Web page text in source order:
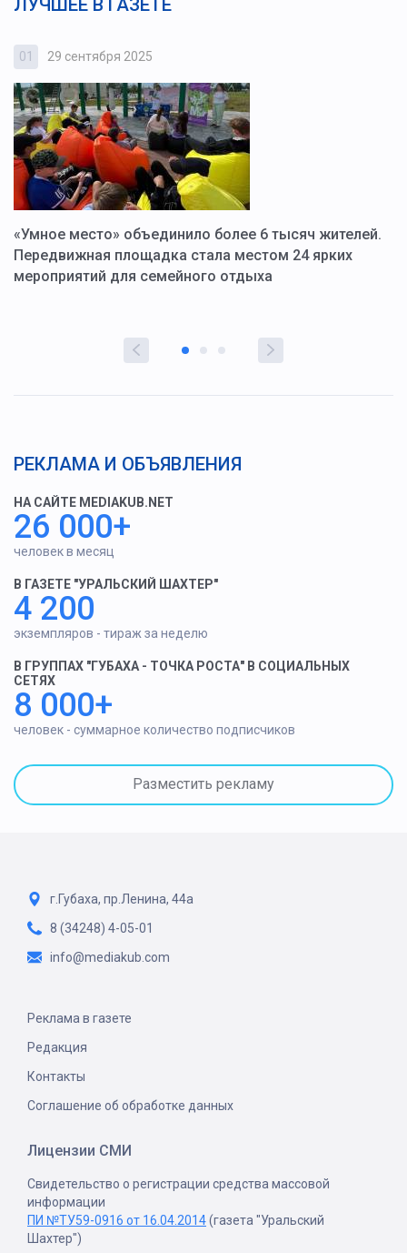
01 29 сентября 2025
«Умное место» объединило более 6 тысяч жителей.
Передвижная площадка стала местом 24 ярких
мероприятий для семейного отдыха
РЕКЛАМА И ОБЪЯВЛЕНИЯ
НА САЙТЕ MEDIAKUB.NET
26 000+
человек в месяц
В ГАЗЕТЕ "УРАЛЬСКИЙ ШАХТЕР"
4 200
экземпляров - тираж за неделю
В ГРУППАХ "ГУБАХА - ТОЧКА РОСТА" В СОЦИАЛЬНЫХ
СЕТЯХ
8 000+
человек - суммарное количество подписчиков
Разместить рекламу
г.Губаха, пр.Ленина, 44а
8 (34248) 4-05-01
info@mediakub.com
Реклама в газете
Редакция
Контакты
Соглашение об обработке данных
Лицензии СМИ
Свидетельство о регистрации средства массовой
информации
ПИ №ТУ59-0916 от 16.04.2014(газета "Уральский
Шахтер")